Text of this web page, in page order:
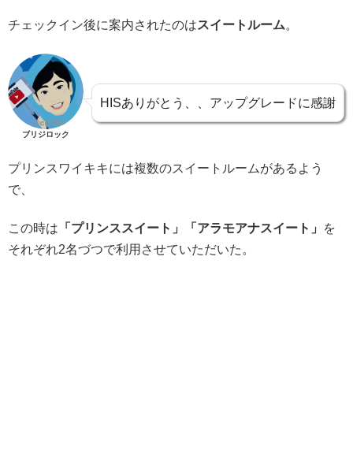
チェックイン後に案内されたのはスイートルーム。
ブリジロック
HISありがとう、、アップグレードに感謝
プリンスワイキキには複数のスイートルームがあるよう
で、
この時は 「プリンススイート」「アラモアナスイート」
を
それぞれ2名づつで利用させていただいた。